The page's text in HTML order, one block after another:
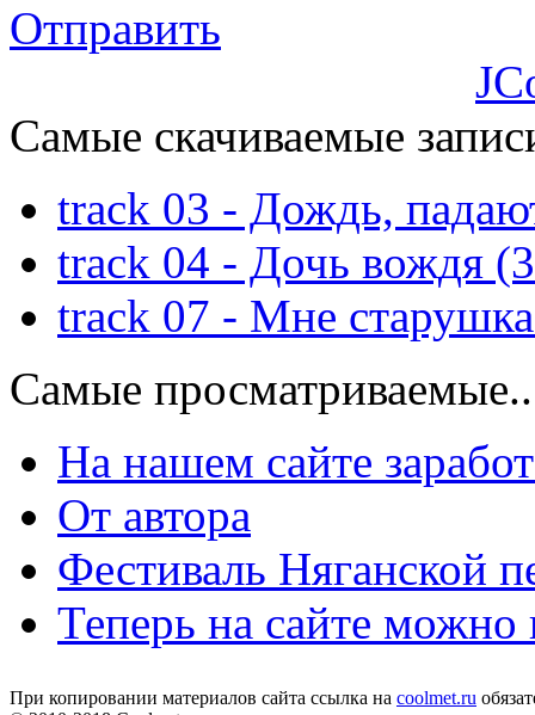
Отправить
Самые скачиваемые
track 03 - Дождь,
track 04 - Дочь вождя
track 07 - Мне
Самые просматриваемые..
На нашем сайте
От автора
Фестиваль Няганской
Теперь на сайте можно
При копировании материалов сайта ссылка на coolmet.ru